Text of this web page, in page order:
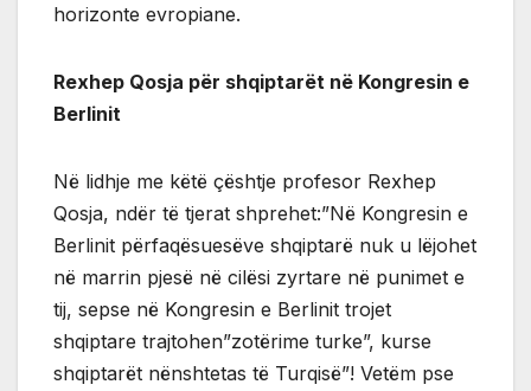
horizonte evropiane.
Rexhep Qosja për shqiptarët në Kongresin e
Berlinit
Në lidhje me këtë çështje profesor Rexhep
Qosja, ndër të tjerat shprehet:”Në Kongresin e
Berlinit përfaqësuesëve shqiptarë nuk u lëjohet
në marrin pjesë në cilësi zyrtare në punimet e
tij, sepse në Kongresin e Berlinit trojet
shqiptare trajtohen”zotërime turke”, kurse
shqiptarët nënshtetas të Turqisë”! Vetëm pse